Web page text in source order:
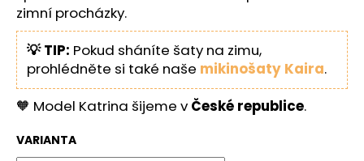
zimní procházky.
💡 TIP: Pokud sháníte šaty na zimu,
prohlédněte si také naše mikinošaty Kaira.
🧡 Model Katrina šijeme v České republice.
VARIANTA